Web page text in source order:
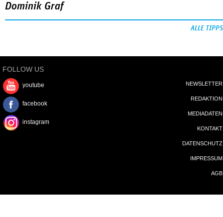
Dominik Graf
ALLE TIPPS
FOLLOW US
youtube
facebook
instagram
NEWSLETTER
REDAKTION
MEDIADATEN
KONTAKT
DATENSCHUTZ
IMPRESSUM
AGB